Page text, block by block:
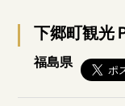
下郷町観光
福島県